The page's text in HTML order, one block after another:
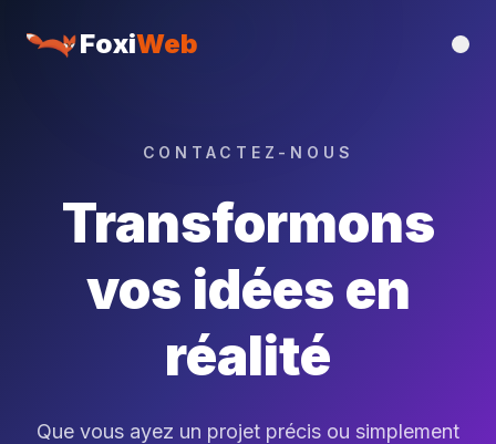
FoxiWeb
CONTACTEZ-NOUS
Transformons
vos idées en
réalité
Que vous ayez un projet précis ou simplement